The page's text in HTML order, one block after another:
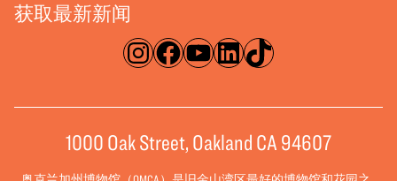
淘宝网脸书录像带ǞǞǞTikTok
获取最新新闻
1000 Oak Street, Oakland CA 94607